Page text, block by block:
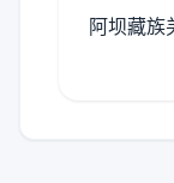
阿坝藏族